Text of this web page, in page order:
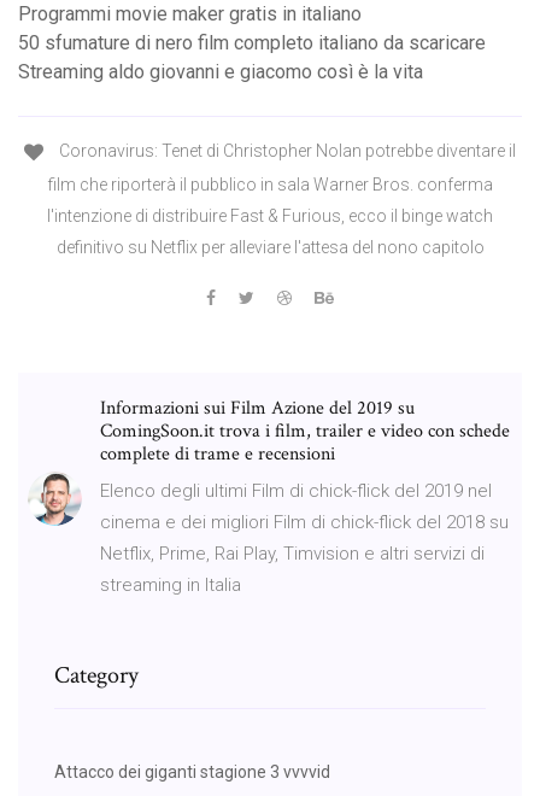
Programmi movie maker gratis in italiano
50 sfumature di nero film completo italiano da scaricare
Streaming aldo giovanni e giacomo così è la vita
Coronavirus: Tenet di Christopher Nolan potrebbe diventare il
film che riporterà il pubblico in sala Warner Bros. conferma
l'intenzione di distribuire Fast & Furious, ecco il binge watch
definitivo su Netflix per alleviare l'attesa del nono capitolo
Informazioni sui Film Azione del 2019 su
ComingSoon.it trova i film, trailer e video con schede
complete di trame e recensioni
Elenco degli ultimi Film di chick-flick del 2019 nel
cinema e dei migliori Film di chick-flick del 2018 su
Netflix, Prime, Rai Play, Timvision e altri servizi di
streaming in Italia
Category
Attacco dei giganti stagione 3 vvvvid